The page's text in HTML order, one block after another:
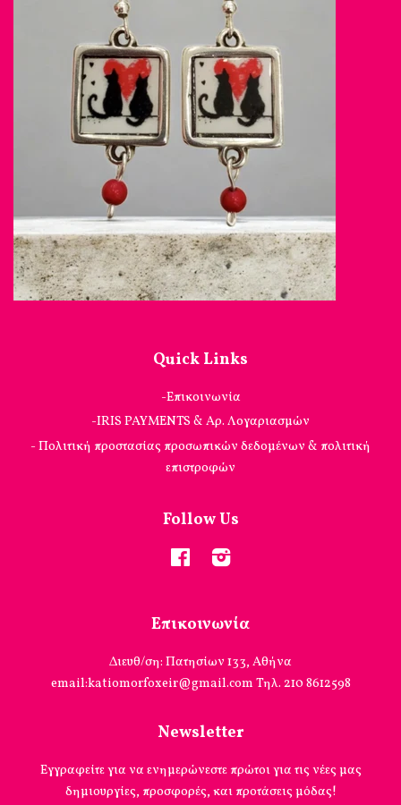
Quick Links
-Επικοινωνία
-IRIS PAYMENTS & Αρ. Λογαριασμών
- Πολιτική προστασίας προσωπικών δεδομένων & πολιτική
επιστροφών
Follow Us
Facebook
Επικοινωνία
Διευθ/ση: Πατησίων 133, Αθήνα
email:katiomorfoxeir@gmail.com Τηλ. 210 8612598
Newsletter
Εγγραφείτε για να ενημερώνεστε πρώτοι για τις νέες μας
δημιουργίες, προσφορές, και προτάσεις μόδας!